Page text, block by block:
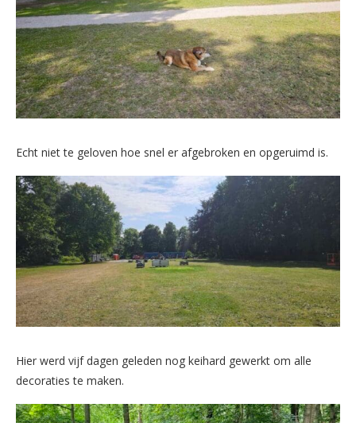
Echt niet te geloven hoe snel er afgebroken en opgeruimd is.
Hier werd vijf dagen geleden nog keihard gewerkt om alle
decoraties te maken.